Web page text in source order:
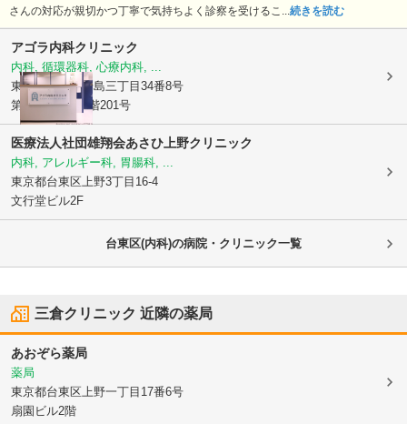
さんの対応が親切かつ丁寧で気持ちよく診察を受けるこ...続きを読む
アゴラ内科クリニック
内科, 循環器科, 心療内科, ...
東京都文京区湯島三丁目34番8号
第一天神ビル2階201号
医療法人社団雄翔会あさひ上野クリニック
内科, アレルギー科, 胃腸科, ...
東京都台東区上野3丁目16-4
文行堂ビル2F
台東区(内科)の病院・クリニック一覧
三倉クリニック 近隣の薬局
あおぞら薬局
薬局
東京都台東区上野一丁目17番6号
扇園ビル2階